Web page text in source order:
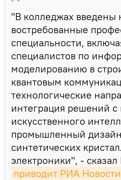
"В колледжах введены
востребованные
специальности,
специалистов по
моделированию в
квантовым
технологические
интеграция решений
искусственного
промышленный дизайн
синтетических
электроники", -
приводит РИА Новости